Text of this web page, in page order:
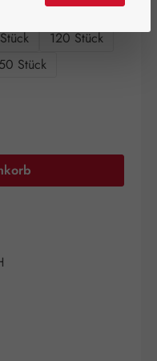
120 Stück
Stück
gewünschten